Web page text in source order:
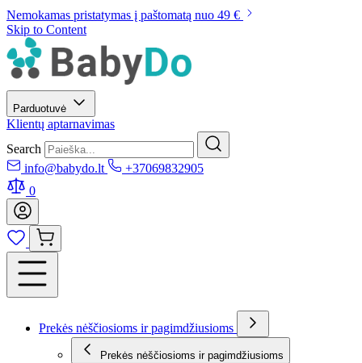
Nemokamas pristatymas į paštomatą nuo 49 €
Skip to Content
Parduotuvė
Klientų aptarnavimas
Search
info@babydo.lt
+37069832905
0
Prekės nėščiosioms ir pagimdžiusioms
Prekės nėščiosioms ir pagimdžiusioms